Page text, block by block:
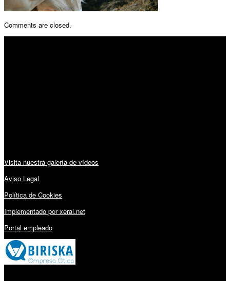
Comments are closed.
Visita nuestra galería de vídeos
Aviso Legal
Política de Cookies
Implementado por xeral.net
Portal empleado